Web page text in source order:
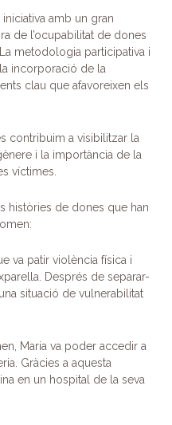
amb un gran
de l’ocupabilitat de dones
metodologia participativa i
incorporació de la
clau que afavoreixen els
contribuim a visibilitzar la
i la importància de la
víctimes.
històries de dones que han
va patir violència física i
Després de separar-
situació de vulnerabilitat
Maria va poder accedir a
Gràcies a aquesta
en un hospital de la seva